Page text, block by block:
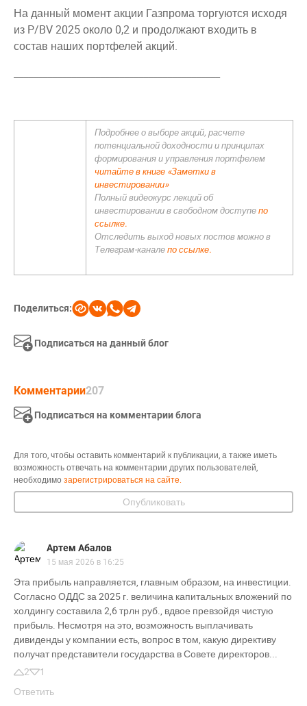
На данный момент акции Газпрома торгуются исходя
из P/BV 2025 около 0,2 и продолжают входить в
состав наших портфелей акций.
Подробнее о выборе акций, расчете
потенциальной доходности и принципах
формирования и управления портфелем
читайте в книге «Заметки в
инвестировании»
Полный видеокурс лекций об
инвестировании в свободном доступепо
ссылке.
Отследить выход новых постов можно в
Телеграм-каналепо ссылке.
Поделиться:
Подписаться на данный блог
Комментарии207
Подписаться на комментарии блога
Для того, чтобы оставить комментарий к публикации, а также иметь
возможность отвечать на комментарии других пользователей,
необходимо
зарегистрироваться на сайте.
Опубликовать
Артем Абалов
15 мая 2026 в 16:25
Эта прибыль направляется, главным образом, на инвестиции.
Согласно ОДДС за 2025 г. величина капитальных вложений по
холдингу составила 2,6 трлн руб., вдвое превзойдя чистую
прибыль. Несмотря на это, возможность выплачивать
дивиденды у компании есть, вопрос в том, какую директиву
получат представители государства в Совете директоров...
2
1
Ответить